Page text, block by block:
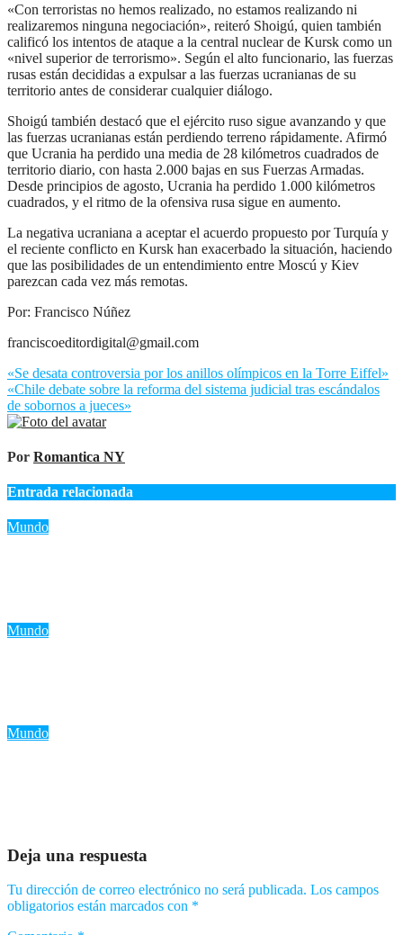
«Con terroristas no hemos realizado, no estamos realizando ni
realizaremos ninguna negociación», reiteró Shoigú, quien también
calificó los intentos de ataque a la central nuclear de Kursk como un
«nivel superior de terrorismo». Según el alto funcionario, las fuerzas
rusas están decididas a expulsar a las fuerzas ucranianas de su
territorio antes de considerar cualquier diálogo.
Shoigú también destacó que el ejército ruso sigue avanzando y que
las fuerzas ucranianas están perdiendo terreno rápidamente. Afirmó
que Ucrania ha perdido una media de 28 kilómetros cuadrados de
territorio diario, con hasta 2.000 bajas en sus Fuerzas Armadas.
Desde principios de agosto, Ucrania ha perdido 1.000 kilómetros
cuadrados, y el ritmo de la ofensiva rusa sigue en aumento.
La negativa ucraniana a aceptar el acuerdo propuesto por Turquía y
el reciente conflicto en Kursk han exacerbado la situación, haciendo
que las posibilidades de un entendimiento entre Moscú y Kiev
parezcan cada vez más remotas.
Por: Francisco Núñez
franciscoeditordigital@gmail.com
Navegación
de
entradas
«Se desata controversia por los anillos olímpicos en la Torre Eiffel»
«Chile debate sobre la reforma del sistema judicial tras escándalos
de sobornos a jueces»
Por Romantica NY
Entrada relacionada
Mundo
Mundo
Mundo
Deja una respuesta
Tu dirección de correo electrónico no será publicada. Los campos
obligatorios están marcados con *